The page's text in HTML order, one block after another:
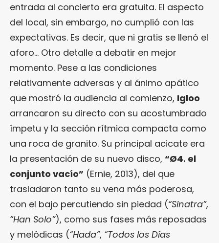
entrada al concierto era gratuita. El aspecto
del local, sin embargo, no cumplió con las
expectativas. Es decir, que ni gratis se llenó el
aforo… Otro detalle a debatir en mejor
momento. Pese a las condiciones
relativamente adversas y al ánimo apático
que mostró la audiencia al comienzo, Igloo
arrancaron su directo con su acostumbrado
ímpetu y la sección rítmica compacta como
una roca de granito. Su principal acicate era
la presentación de su nuevo disco, “Ø4. el
conjunto vacío” (Ernie, 2013), del que
trasladaron tanto su vena más poderosa,
con el bajo percutiendo sin piedad (“Sinatra”,
“Han Solo”), como sus fases más reposadas
y melódicas (“Hada”, “Todos los Días